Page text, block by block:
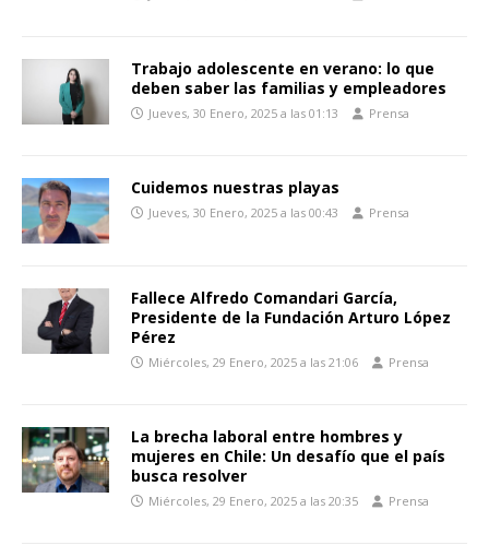
Trabajo adolescente en verano: lo que
deben saber las familias y empleadores
Jueves, 30 Enero, 2025 a las 01:13 Prensa
Cuidemos nuestras playas
Jueves, 30 Enero, 2025 a las 00:43 Prensa
Fallece Alfredo Comandari García,
Presidente de la Fundación Arturo López
Pérez
Miércoles, 29 Enero, 2025 a las 21:06 Prensa
La brecha laboral entre hombres y
mujeres en Chile: Un desafío que el país
busca resolver
Miércoles, 29 Enero, 2025 a las 20:35 Prensa